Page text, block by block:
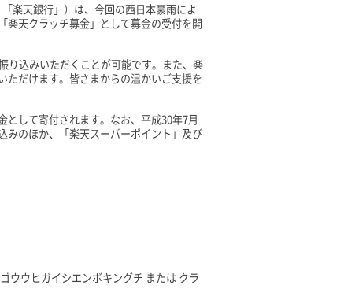
楽天銀行」）は、今回の西日本豪雨によ
楽天クラッチ募金」として募金の受付を開
り込みいただくことが可能です。また、楽
ただけます。皆さまからの温かいご支援を
して寄付されます。なお、平成30年7月
みのほか、「楽天スーパーポイント」及び
ウヒガイシエンボキングチ または クラ